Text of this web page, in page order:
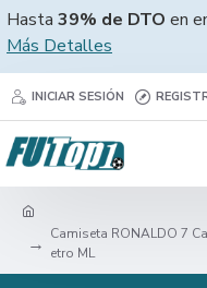
Hasta 39% de DTO en
Más Detalles
INICIAR SESIÓN
Camiseta RONALDO 7
etro ML